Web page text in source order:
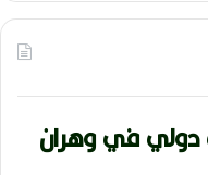
دولي في وهران